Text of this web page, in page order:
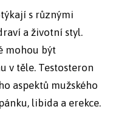
s různými
a životní styl.
mohou být
v těle. Testosteron
aspektů mužského
libida a erekce.